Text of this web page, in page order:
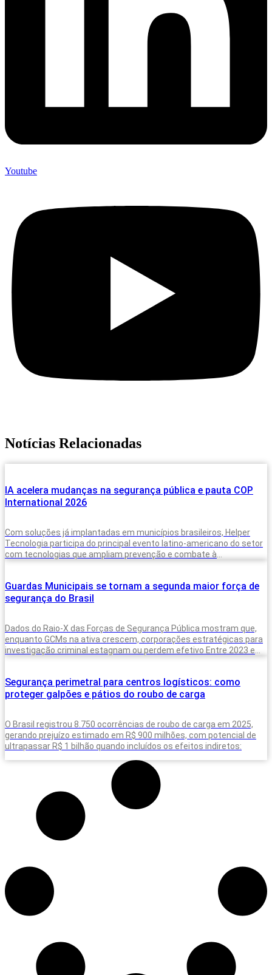
Youtube
Notícias Relacionadas
IA acelera mudanças na segurança pública e pauta COP
International 2026
Com soluções já implantadas em municípios brasileiros, Helper
Tecnologia participa do principal evento latino-americano do setor
com tecnologias que ampliam prevenção e combate à
Guardas Municipais se tornam a segunda maior força de
segurança do Brasil
Dados do Raio-X das Forças de Segurança Pública mostram que,
enquanto GCMs na ativa crescem, corporações estratégicas para
investigação criminal estagnam ou perdem efetivo Entre 2023 e
Segurança perimetral para centros logísticos: como
proteger galpões e pátios do roubo de carga
O Brasil registrou 8.750 ocorrências de roubo de carga em 2025,
gerando prejuízo estimado em R$ 900 milhões, com potencial de
ultrapassar R$ 1 bilhão quando incluídos os efeitos indiretos: